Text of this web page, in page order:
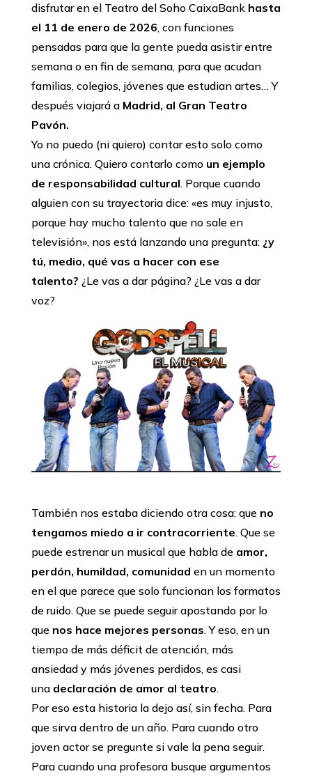
disfrutar en el Teatro del Soho CaixaBankhasta
el 11 de enero de 2026, con funciones
pensadas para que la gente pueda asistir entre
semana o en fin de semana, para que acudan
familias, colegios, jóvenes que estudian artes… Y
después viajará a Madrid, al Gran Teatro
Pavón.
Yo no puedo (ni quiero) contar esto solo como
una crónica. Quiero contarlo como un ejemplo
de responsabilidad cultural. Porque cuando
alguien con su trayectoria dice: «es muy injusto,
porque hay mucho talento que no sale en
televisión», nos está lanzando una pregunta: ¿y
tú, medio, qué vas a hacer con ese
talento? ¿Le vas a dar página? ¿Le vas a dar
voz?
También nos estaba diciendo otra cosa: que no
tengamos miedo a ir contracorriente. Que se
puede estrenar un musical que habla de amor,
perdón, humildad, comunidad en un momento
en el que parece que solo funcionan los formatos
de ruido. Que se puede seguir apostando por lo
que nos hace mejores personas. Y eso, en un
tiempo de más déficit de atención, más
ansiedad y más jóvenes perdidos, es casi
una declaración de amor al teatro.
Por eso esta historia la dejo así, sin fecha. Para
que sirva dentro de un año. Para cuando otro
joven actor se pregunte si vale la pena seguir.
Para cuando una profesora busque argumentos